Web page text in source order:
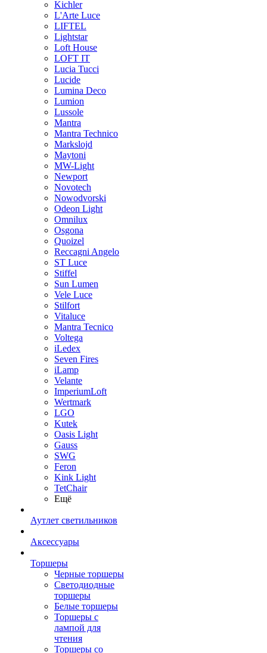
Kichler
L'Arte Luce
LIFTEL
Lightstar
Loft House
LOFT IT
Lucia Tucci
Lucide
Lumina Deco
Lumion
Lussole
Mantra
Mantra Technico
Markslojd
Maytoni
MW-Light
Newport
Novotech
Nowodvorski
Odeon Light
Omnilux
Osgona
Quoizel
Reccagni Angelo
ST Luce
Stiffel
Sun Lumen
Vele Luce
Stilfort
Vitaluce
Mantra Tecnico
Voltega
iLedex
Seven Fires
iLamp
Velante
ImperiumLoft
Wertmark
LGO
Kutek
Oasis Light
Gauss
SWG
Feron
Kink Light
TetСhair
Ещё
Аутлет светильников
Аксессуары
Торшеры
Черные торшеры
Светодиодные
торшеры
Белые торшеры
Торшеры с
лампой для
чтения
Торшеры со